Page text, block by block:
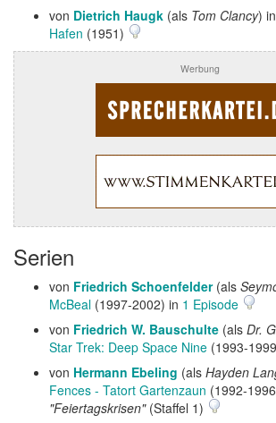
von Dietrich Haugk (als Tom Clancy) in
Hafen (1951)
Werbung
Serien
von Friedrich Schoenfelder(als
McBeal (1997-2002) in 1 Episode
von Friedrich W. Bauschulte (als Dr.
Star Trek: Deep Space Nine (1993-
von Hermann Ebeling (als Hayden
Fences - Tatort Gartenzaun (1992-
"Feiertagskrisen"(Staffel 1)